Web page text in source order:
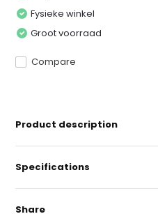
Fysieke winkel
Groot voorraad
Compare
Product description
Specifications
Share